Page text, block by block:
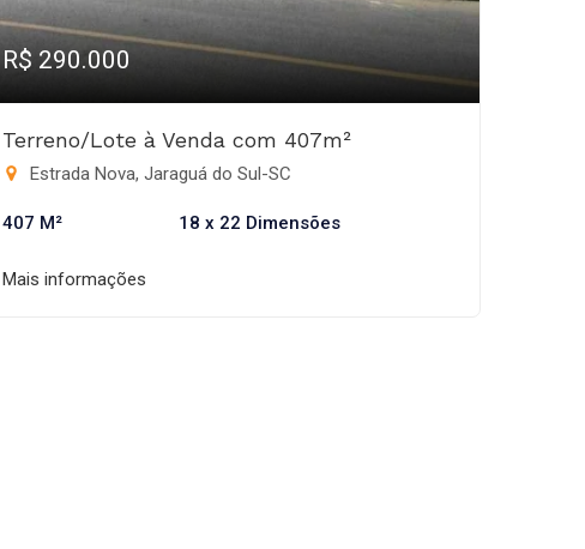
R$ 290.000
Terreno/Lote à Venda com 407m²
Estrada Nova, Jaraguá do Sul-SC
407 M² 18 x 22 Dimensões
Mais informações